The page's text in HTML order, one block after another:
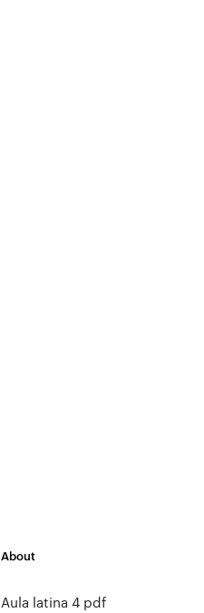
About
Aula latina 4 pdf